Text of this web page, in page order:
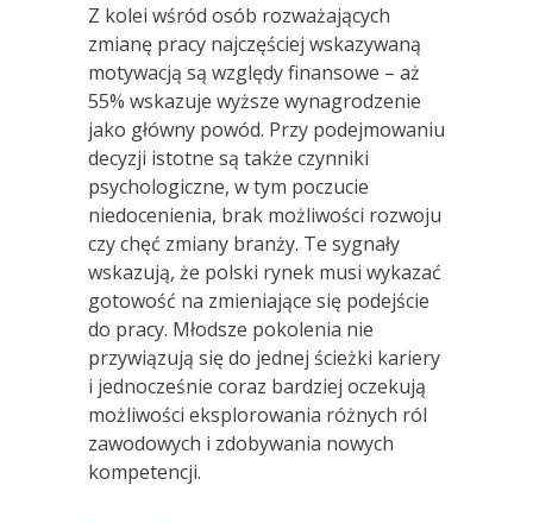
Z kolei wśród osób rozważających
zmianę pracy najczęściej wskazywaną
motywacją są względy finansowe – aż
55% wskazuje wyższe wynagrodzenie
jako główny powód. Przy podejmowaniu
decyzji istotne są także czynniki
psychologiczne, w tym poczucie
niedocenienia, brak możliwości rozwoju
czy chęć zmiany branży. Te sygnały
wskazują, że polski rynek musi wykazać
gotowość na zmieniające się podejście
do pracy. Młodsze pokolenia nie
przywiązują się do jednej ścieżki kariery
i jednocześnie coraz bardziej oczekują
możliwości eksplorowania różnych ról
zawodowych i zdobywania nowych
kompetencji.